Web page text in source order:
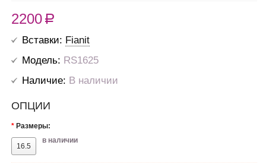
2200R
Вставки: Fianit
Модель: RS1625
Наличие: В наличии
ОПЦИИ
* Размеры:
16.5
в наличии